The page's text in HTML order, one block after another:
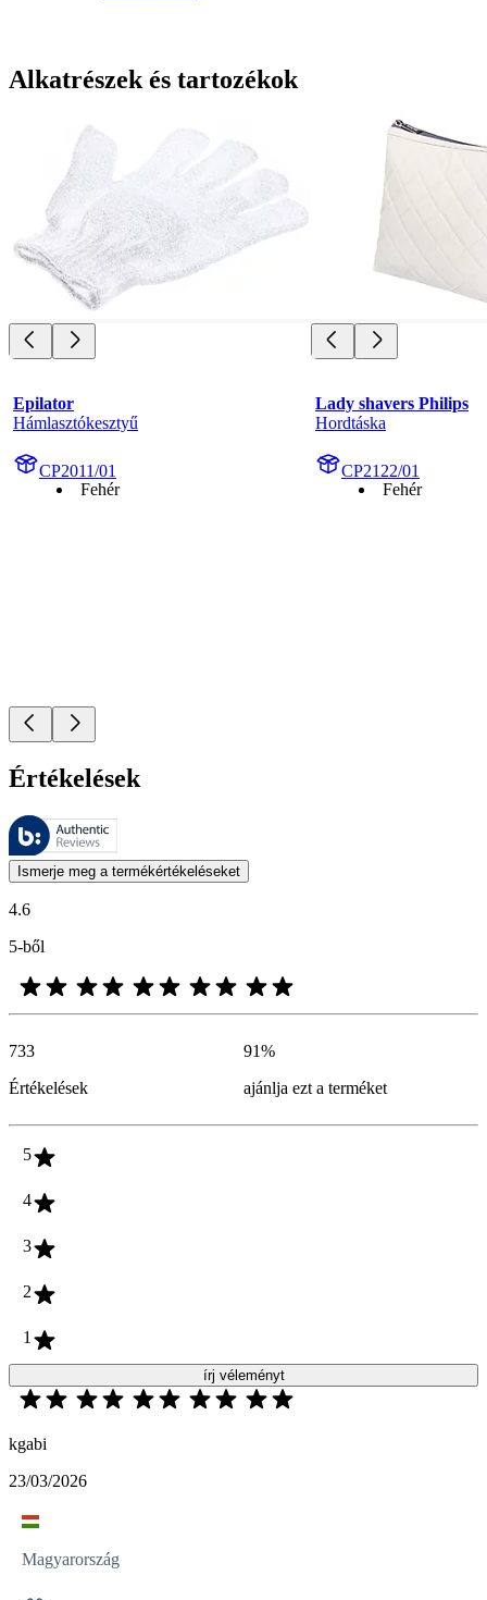
Alkatrészek és tartozékok
Epilator
Hámlasztókesztyű
CP2011/01
Fehér
Lady shavers Philips
Hordtáska
CP2122/01
Fehér
Értékelések
Ezeket az értékeléseket a Bazaarvoice kezeli, és megfelelnek a
A termékbesorolás és csillagos besorolás formájában kifejezett
Ismerje meg a termékértékeléseket
4.6
5-ből
733
Értékelések
91%
ajánlja ezt a terméket
5
4
3
2
1
írj véleményt
kgabi
23/03/2026
Magyarország